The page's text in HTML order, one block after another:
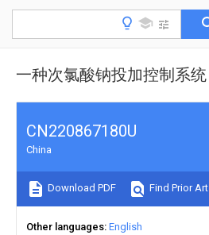
一种次氯酸钠投加控制系统
CN220867180U
China
Download PDF Find Prior Art
Other languages English